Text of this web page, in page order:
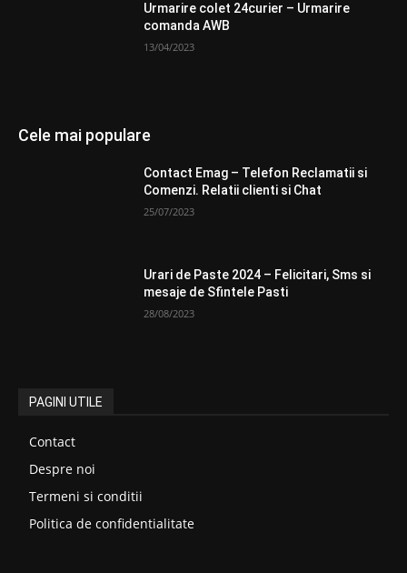
Urmarire colet 24curier – Urmarire
comanda AWB
13/04/2023
Cele mai populare
Contact Emag – Telefon Reclamatii si
Comenzi. Relatii clienti si Chat
25/07/2023
Urari de Paste 2024 – Felicitari, Sms si
mesaje de Sfintele Pasti
28/08/2023
PAGINI UTILE
Contact
Despre noi
Termeni si conditii
Politica de confidentialitate